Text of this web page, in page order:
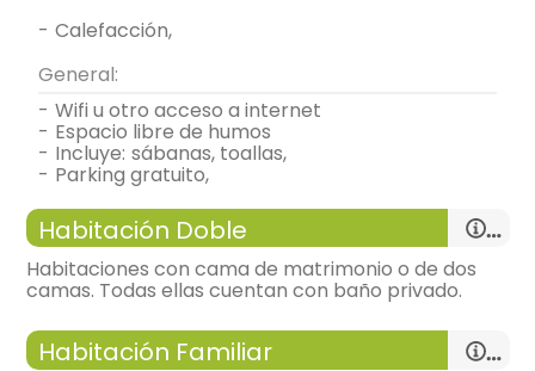
-
calefacción,
General:
-
wifi u otro acceso a internet
- espacio libre de humos
- incluye: sábanas, toallas,
- parking gratuito,
Habitación Doble
Habitaciones con cama de matrimonio o de dos
camas. Todas ellas cuentan con baño privado.
Habitación Familiar